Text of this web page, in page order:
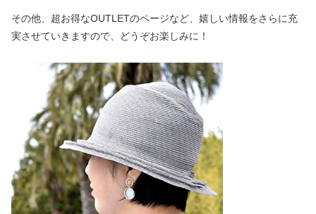
その他、超お得なOUTLETのページなど、嬉しい情報をさらに充
実させていきますので、どうぞお楽しみに！